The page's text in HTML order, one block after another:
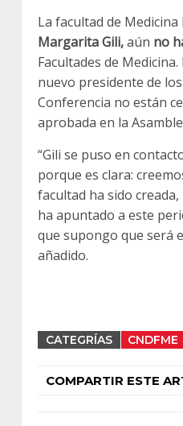
La facultad de
Margarita Gili,aún no
Facultades de
nuevo presidente de
Conferencia no están
aprobada en la
“Gili se puso en
porque es clara:
facultad ha sido
ha apuntado a este
que supongo que será
añadido.
CATEGRÍAS CNDFME
COMPARTIR ESTE